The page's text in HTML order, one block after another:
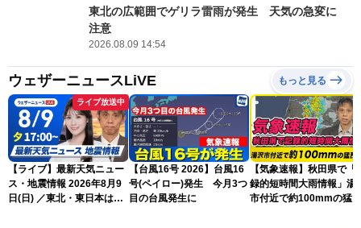
東北の広範囲でゲリラ雷雨が発生 天気の急変に
注意
2026.08.09 14:54
ウェザーニュースLiVE もっと見る
ライブ放送中
【ライブ】最新天気ニュー
ス・地震情報 2026年8月9
日(日) ／東北・東日本は急
【台風16号 2026】台風16
号(ペイロー)発生 今月3つ
目の台風発生に
【気象速報】秋田県で「
録的短時間大雨情報」湯
市付近で約100mmの猛烈